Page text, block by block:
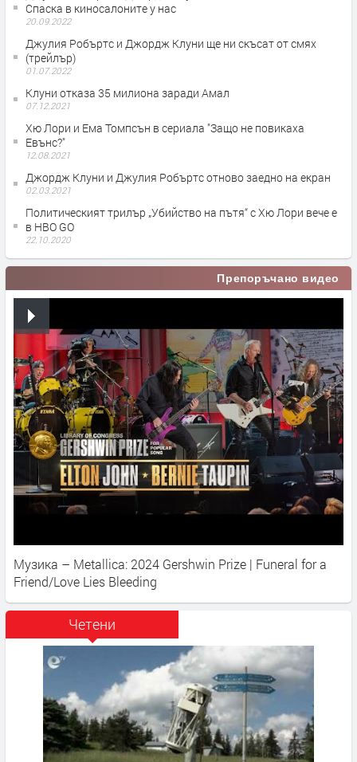
Спаска в киносалоните у нас
20.09.2022
Джулия Робъртс и Джордж Клуни ще ни скъсат от смях
(трейлър)
01.07.2022
Клуни отказа 35 милиона заради Амал
07.12.2021
Хю Лори и Ема Томпсън в сериала "Защо не повикаха
Евънс?"
12.08.2021
Джордж Клуни и Джулия Робъртс отново заедно на екран
02.03.2021
Политическият трилър „Убийство на пътя“ с Хю Лори вече е
в HBO GO
22.10.2020
Препоръчано видео
Музика – Metallica: 2024 Gershwin Prize | Funeral for a
Friend/Love Lies Bleeding
Четени